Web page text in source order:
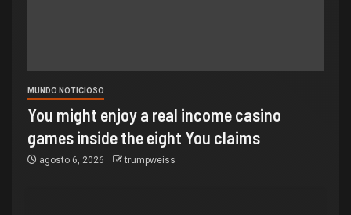
MUNDO NOTICIOSO
You might enjoy a real income casino
games inside the eight You claims
agosto 6, 2026 trumpweiss